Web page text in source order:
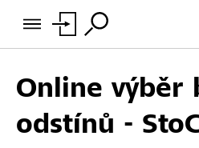
Online výběr
odstínů -